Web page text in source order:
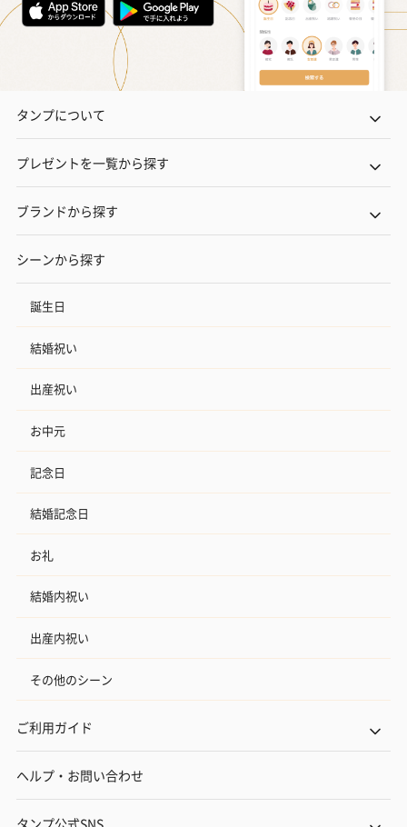
タンプについて
プレゼントを一覧から探す
ブランドから探す
シーンから探す
誕生日
結婚祝い
出産祝い
お中元
記念日
結婚記念日
お礼
結婚内祝い
出産内祝い
その他のシーン
ご利用ガイド
ヘルプ・お問い合わせ
タンプ公式SNS